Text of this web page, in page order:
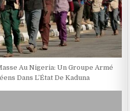
Au Nigeria: Un Groupe Armé
Dans L’État De Kaduna